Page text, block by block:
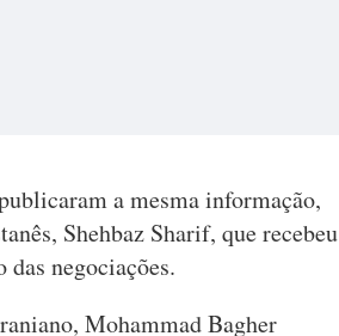
a mesma informação,
Shehbaz Sharif, que recebeu
das negociações.
Mohammad Bagher